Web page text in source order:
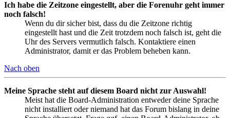
Ich habe die Zeitzone eingestellt, aber die Forenuhr geht immer
noch falsch!
Wenn du dir sicher bist, dass du die Zeitzone richtig
eingestellt hast und die Zeit trotzdem noch falsch ist, geht die
Uhr des Servers vermutlich falsch. Kontaktiere einen
Administrator, damit er das Problem beheben kann.
Nach oben
Meine Sprache steht auf diesem Board nicht zur Auswahl!
Meist hat die Board-Administration entweder deine Sprache
nicht installiert oder niemand hat das Forum bislang in deine